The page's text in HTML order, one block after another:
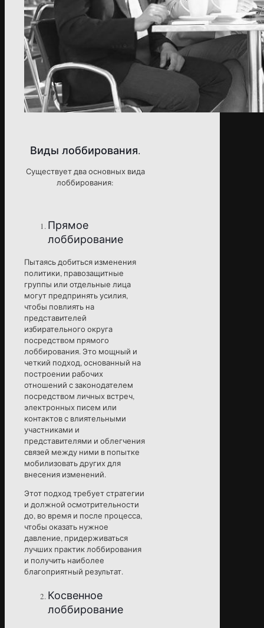
Виды лоббирования.
Существует два основных вида
лоббирования:
Прямое
лоббирование
Пытаясь добиться изменения
политики, правозащитные
группы или отдельные лица
могут предпринять усилия,
чтобы повлиять на
представителей
избирательного округа
посредством прямого
лоббирования. Это мощный и
четкий подход, основанный на
построении рабочих
отношений с законодателем
посредством личных встреч,
электронных писем или
контактов с влиятельными
участниками и
представителями и облегчения
связей между ними в попытке
мобилизовать других для
внесения изменений.
Этот подход требует стратегии
и должной осмотрительности
до, во время и после процесса,
чтобы оказать нужное
давление, придерживаться
лучших практик лоббирования
и получить наиболее
благоприятный результат.
Косвенное
лоббирование